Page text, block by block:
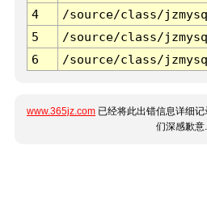
4
/source/class/
5
/source/class/
6
/source/class/
www.365jz.com 已经将此出错信息详细
们深感歉意.